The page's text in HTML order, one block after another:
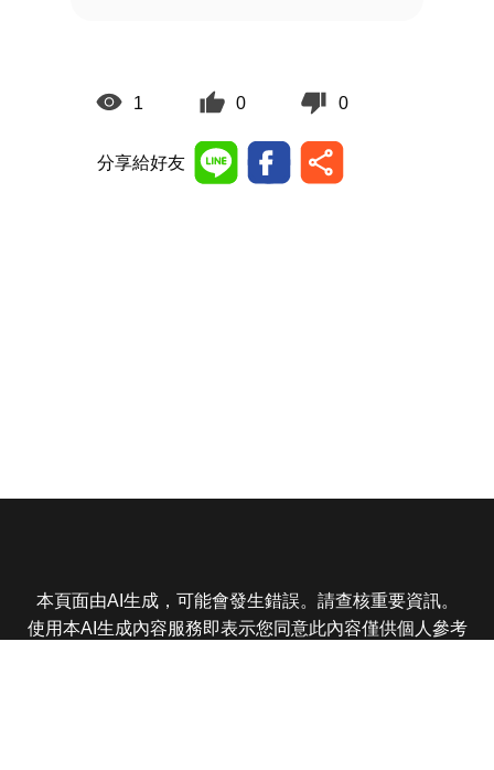
1 0 0
分享給好友
本頁面由AI生成，可能會發生錯誤。請查核重要資訊。
使用本AI生成內容服務即表示您同意此內容僅供個人參考